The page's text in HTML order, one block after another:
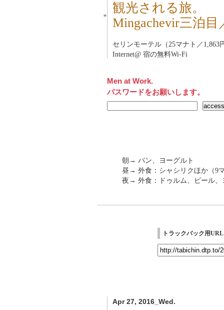
■
観光される旅。
Mingachevir三泊
セリンモーテル（25マナト／1,863
Internet@ 宿の無料Wi-Fi
Men at Work.
パスワードをお願いします。
朝→ パン、ヨーグルト
昼→ 外食：シャシリクほか（9
夜→ 外食：ドゥルム、ビール、
トラックバック用URL
Apr 27, 2016_Wed.